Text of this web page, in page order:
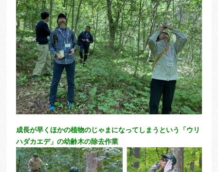
成長が早くほかの植物のじゃまになってしまうという「ウリ
ハダカエデ」の幼齢木の除去作業